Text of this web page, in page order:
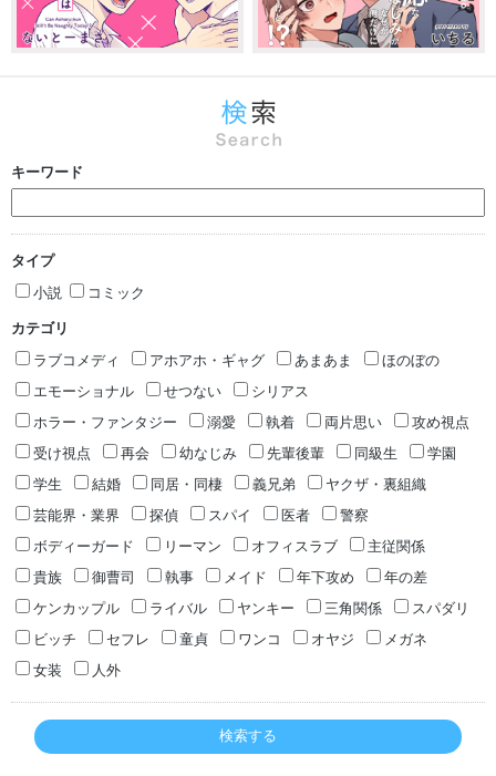
キーワード
タイプ
小説
コミック
カテゴリ
ラブコメディ
アホアホ・ギャグ あまあま
ほのぼの
エモーショナル
せつない
シリアス
ホラー・ファンタジー
溺愛 執着 両片思い
攻め視点
受け視点
再会 幼なじみ 先輩後輩 同級生
学園
学生
結婚 同居・同棲 義兄弟
ヤクザ・裏組織
芸能界・業界
探偵 スパイ 医者
警察
ボディーガード
リーマン オフィスラブ
主従関係
貴族
御曹司 執事 メイド 年下攻め
年の差
ケンカップル
ライバル ヤンキー 三角関係
スパダリ
ビッチ
セフレ 童貞 ワンコ オヤジ
メガネ
女装
人外
検索する